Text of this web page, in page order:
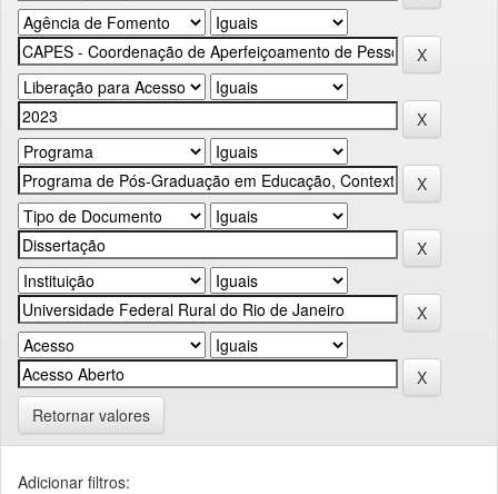
Retornar valores
Adicionar filtros: